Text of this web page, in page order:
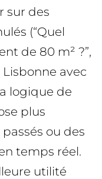
sur des
(“Quel
de 80 m² ?”,
avec
logique de
plus
ou des
temps réel.
utilité